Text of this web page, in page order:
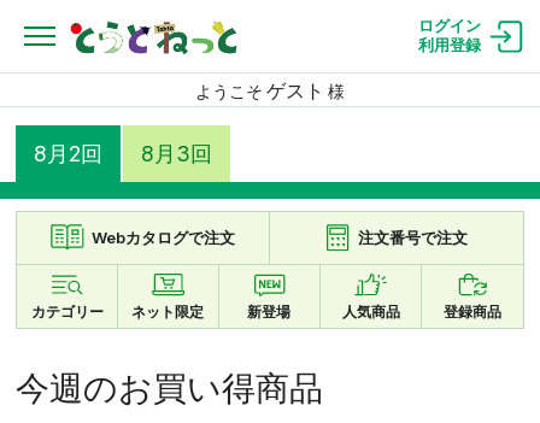
ログイン
利用登録
ようこそ ゲスト 様
8月2回 8月3回
Webカタログで注文 注文番号で注文
カテゴリー ネット限定 新登場 人気商品 登録商品
今週のお買い得商品